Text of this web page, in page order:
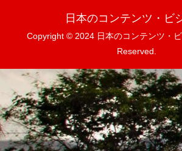
日本のコンテンツ・ビ
Copyright © 2024 日本のコンテンツ・
Reserved.